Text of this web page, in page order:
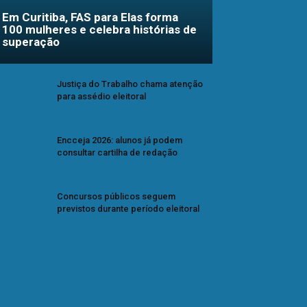
Em Curitiba, FAS para Elas forma
100 mulheres e celebra histórias de
superação
Justiça do Trabalho chama atenção
para assédio eleitoral
Encceja 2026: alunos já podem
consultar cartilha de redação
Concursos públicos seguem
previstos durante período eleitoral